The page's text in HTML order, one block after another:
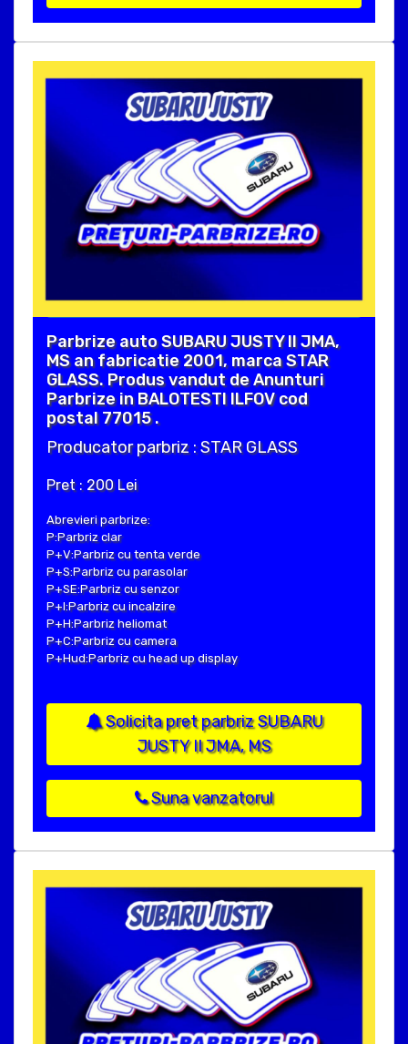
Parbrize auto SUBARU JUSTY II JMA,
MS an fabricatie 2001, marca STAR
GLASS. Produs vandut de Anunturi
Parbrize in BALOTESTI ILFOV cod
postal 77015 .
Producator parbriz : STAR GLASS
Pret : 200 Lei
Abrevieri parbrize:
P:Parbriz clar
P+V:Parbriz cu tenta verde
P+S:Parbriz cu parasolar
P+SE:Parbriz cu senzor
P+I:Parbriz cu incalzire
P+H:Parbriz heliomat
P+C:Parbriz cu camera
P+Hud:Parbriz cu head up display
Solicita pret parbriz SUBARU
JUSTY II JMA, MS
Suna vanzatorul